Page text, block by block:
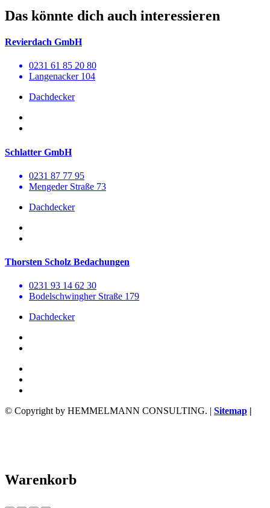
Das könnte dich auch interessieren
Revierdach GmbH
0231 61 85 20 80
Langenacker 104
Dachdecker
Schlatter GmbH
0231 87 77 95
Mengeder Straße 73
Dachdecker
Thorsten Scholz Bedachungen
0231 93 14 62 30
Bodelschwingher Straße 179
Dachdecker
© Copyright by HEMMELMANN CONSULTING. | Sitemap |
Warenkorb